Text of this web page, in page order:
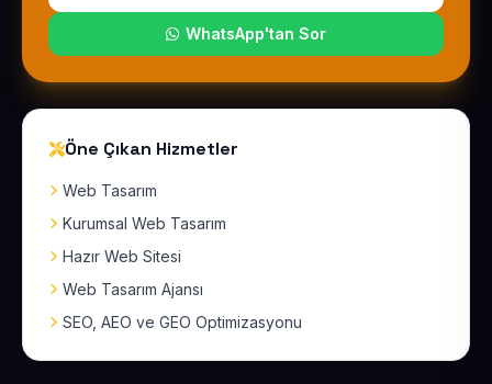
WhatsApp'tan Sor
Öne Çıkan Hizmetler
Web Tasarım
Kurumsal Web Tasarım
Hazır Web Sitesi
Web Tasarım Ajansı
SEO, AEO ve GEO Optimizasyonu